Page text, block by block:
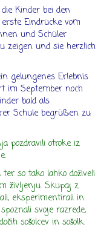
Kinder bei den
Eindrücke vom
und Schüler
zeigen und sie herzlich
gelungenes Erlebnis
im September noch
bald als
Schule begrüßen zu
pozdravili otroke iz
so tako lahko doživeli
življenju. Skupaj z
eksperimentirali in
svoje razrede,
sošolcev in sošolk.